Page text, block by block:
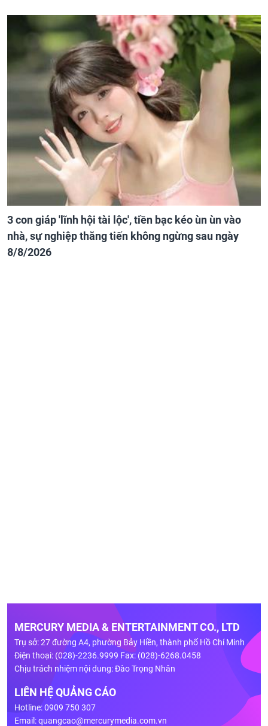
3 con giáp 'lĩnh hội tài lộc', tiền bạc kéo ùn ùn vào
nhà, sự nghiệp thăng tiến không ngừng sau ngày
8/8/2026
MERCURY MEDIA & ENTERTAINMENT CO., LTD
Trụ sở: 27 đường A4, phường Bảy Hiền, thành phố Hồ Chí Minh
Điện thoại: (028)-2236.9999 Fax: (028)-6268.0458
Chịu trách nhiệm nội dung: Đào Trọng Nhân
LIÊN HỆ QUẢNG CÁO
Hotline: 0909 750 307
Email:quangcao@mercurymedia.com.vn